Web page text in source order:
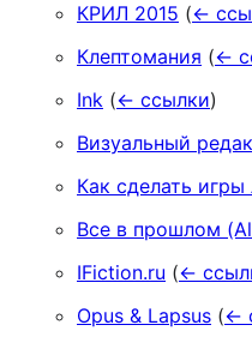
КРИЛ 2015 (←
Клептомания (←
Ink (← ссылки)
Визуальный
Как сделать
Все в прошлом
IFiction.ru (←
Opus & Lapsus (←